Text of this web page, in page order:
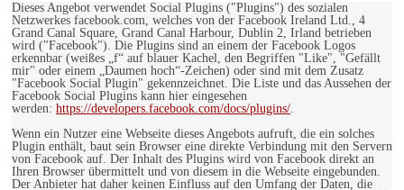
Dieses Angebot verwendet Social Plugins ("Plugins") des sozialen
Netzwerkes facebook.com, welches von der Facebook Ireland Ltd., 4
Grand Canal Square, Grand Canal Harbour, Dublin 2, Irland betrieben
wird ("Facebook"). Die Plugins sind an einem der Facebook Logos
erkennbar (weißes „f“ auf blauer Kachel, den Begriffen "Like", "Gefällt
mir" oder einem „Daumen hoch“-Zeichen) oder sind mit dem Zusatz
"Facebook Social Plugin" gekennzeichnet. Die Liste und das Aussehen der
Facebook Social Plugins kann hier eingesehen
werden: https://developers.facebook.com/docs/plugins/.
Wenn ein Nutzer eine Webseite dieses Angebots aufruft, die ein solches
Plugin enthält, baut sein Browser eine direkte Verbindung mit den Servern
von Facebook auf. Der Inhalt des Plugins wird von Facebook direkt an
Ihren Browser übermittelt und von diesem in die Webseite eingebunden.
Der Anbieter hat daher keinen Einfluss auf den Umfang der Daten, die